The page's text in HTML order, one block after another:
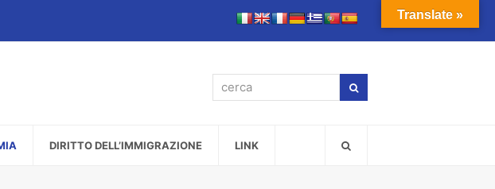
cerca
DIRITTO DELL’IMMIGRAZIONE LINK
Translate »